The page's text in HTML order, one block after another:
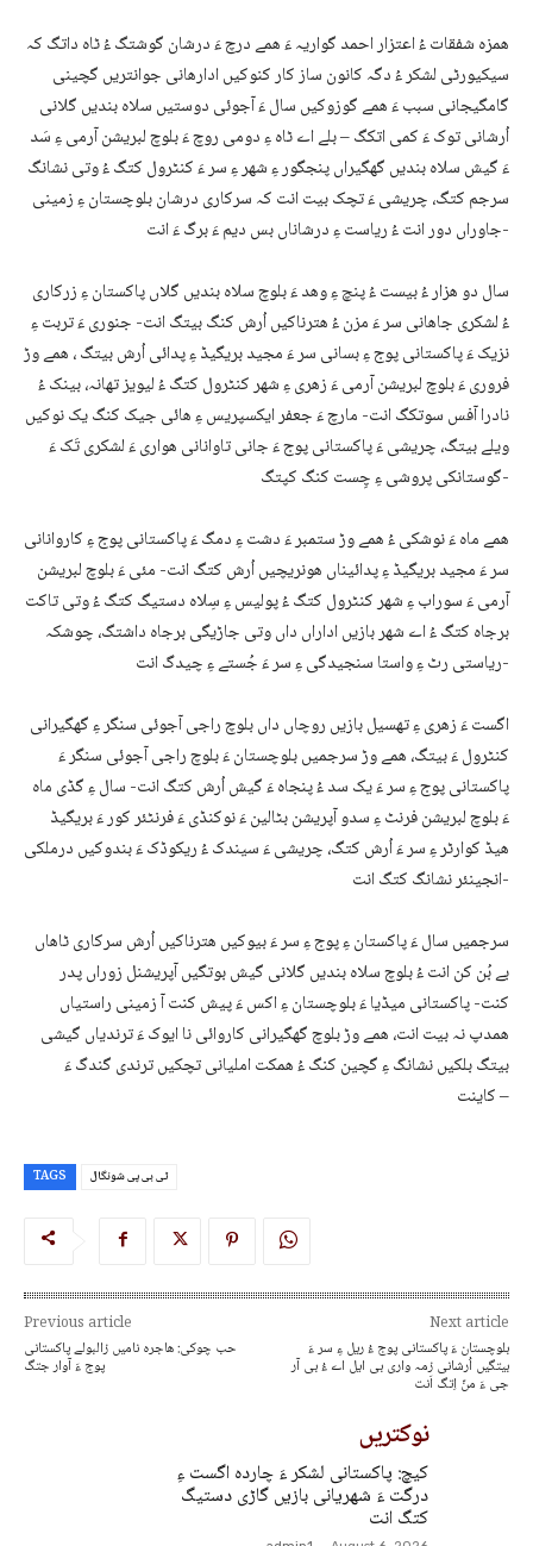
ھمزہ شفقات ءُ اعتزار احمد گواریہ ءَ ھمے درچ ءَ درشان گوشتگ ءُ ٹاہ داتگ کہ
سیکیورٹی لشکر ءُ دگہ کانون ساز کار کنوکیں ادارھانی جوانتریں گچینی
گامگیجانی سبب ءَ ھمے گوزوکیں سال ءَ آجوئی دوستیں سلاہ بندیں گلانی
اُرشانی توک ءَ کمی اتکگ – بلے اے ٹاہ ءِ دومی روچ ءَ بلوچ لبریشن آرمی ءِ سَد
ءَ گیش سلاہ بندیں گھگیراں پنجگور ءِ شھر ءِ سر ءَ کنٹرول کتگ ءُ وتی نشانگ
سرجم کتگ، چریشی ءَ تچک بیت انت کہ سرکاری درشان بلوچستان ءِ زمینی
جاوراں دور انت ءُ ریاست ءِ درشاناں بس دیم ءَ برگ ءَ انت-
سال دو ھزار ءُ بیست ءُ پنچ ءِ وھد ءَ بلوچ سلاہ بندیں گلاں پاکستان ءِ زرکاری
ءُ لشکری جاھانی سر ءَ مزن ءُ ھترناکیں اُرش کنگ بیتگ انت- جنوری ءَ تربت ءِ
نزیک ءَ پاکستانی پوج ءِ بسانی سر ءَ مجید بریگیڈ ءِ پدائی اُرش بیتگ ، ھمے وڑ
فروری ءَ بلوچ لبریشن آرمی ءَ زھری ءِ شھر کنٹرول کتگ ءُ لیویز تھانہ، بینک ءُ
نادرا آفس سوتکگ انت- مارچ ءَ جعفر ایکسپریس ءِ ھائی جیک کنگ یک نوکیں
ویلے بیتگ، چریشی ءَ پاکستانی پوج ءَ جانی تاوانانی ھواری ءَ لشکری تَک ءَ
گوستانکی پروشی ءِ چِست کنگ کپتگ-
ھمے ماہ ءَ نوشکی ءُ ھمے وڑ ستمبر ءَ دشت ءِ دمگ ءَ پاکستانی پوج ءِ کاروانانی
سر ءَ مجید بریگیڈ ءِ پدائیناں ھونریچیں اُرش کتگ انت- مئی ءَ بلوچ لبریشن
آرمی ءَ سوراب ءِ شھر کنٹرول کتگ ءُ پولیس ءِ سِلاہ دستیگ کتگ ءُ وتی تاکت
برجاہ کتگ ءُ اے شھر بازیں اداراں داں وتی جاڑیگی برجاہ داشتگ، چوشکہ
ریاستی رٹ ءِ واستا سنجیدگی ءِ سر ءَ جُستے ءِ چیدگ انت-
اگست ءَ زھری ءِ تھسیل بازیں روچاں داں بلوچ راجی آجوئی سنگر ءِ گھگیرانی
کنٹرول ءَ بیتگ، ھمے وڑ سرجمیں بلوچستان ءَ بلوچ راجی آجوئی سنگر ءَ
پاکستانی پوج ءِ سر ءَ یک سد ءُ پنجاہ ءَ گیش اُرش کتگ انت- سال ءِ گڈی ماہ
ءَ بلوچ لبریشن فرنٹ ءِ سدو آپریشن بٹالین ءَ نوکنڈی ءَ فرنٹئر کور ءَ بریگیڈ
ھیڈ کوارٹر ءِ سر ءَ اُرش کتگ، چریشی ءَ سیندک ءُ ریکوڈک ءَ بندوکیں درملکی
انجینئر نشانگ کتگ انت-
سرجمیں سال ءَ پاکستان ءِ پوج ءِ سر ءَ بیوکیں ھترناکیں اُرش سرکاری ٹاھاں
بے بُن کن انت ءُ بلوچ سلاہ بندیں گلانی گیش بوتگیں آپریشنل زوراں پدر
کنت- پاکستانی میڈیا ءَ بلوچستان ءِ اکس ءَ پیش کنت آ زمینی راستیاں
ھمدپ نہ بیت انت، ھمے وڑ بلوچ گھگیرانی کاروائی نا ایوک ءَ ترندیاں گیشی
بیتگ بلکیں نشانگ ءِ گچین کنگ ءُ ھمکت املیانی تچکیں ترندی گندگ ءَ
کاینت –
TAGS ٹی بی پی شونگال
Previous article
حب چوکی: ھاجرہ نامیں زالبولے پاکستانی
پوج ءَ آوار جتگ
Next article
بلوچستان ءَ پاکستانی پوج ءُ ریل ءِ سر ءَ
بیتگیں اُرشانی زمہ واری بی ایل اے ءُ بی آر
جی ءَ منّ اِتگ اَنت
نوکتریں
کیچ: پاکستانی لشکر ءَ چاردہ اگست ءِ
درگت ءَ شھریانی بازیں گاڑی دستیگ
کتگ انت